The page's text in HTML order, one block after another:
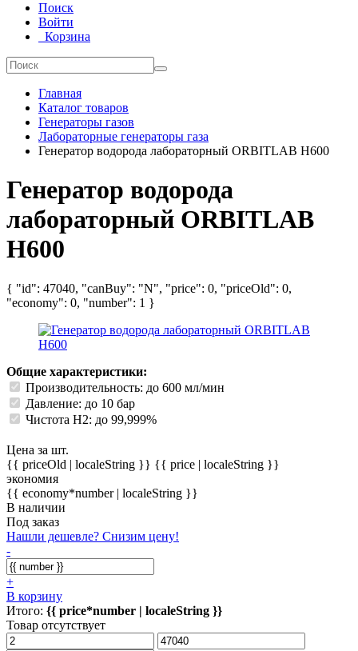
Поиск
Войти
Корзина
Главная
Каталог товаров
Генераторы газов
Лабораторные генераторы газа
Генератор водорода лабораторный ORBITLAB H600
Генератор водорода
лабораторный ORBITLAB
H600
{ "id": 47040, "canBuy": "N", "price": 0, "priceOld": 0,
"economy": 0, "number": 1 }
Общие характеристики:
Производительность: до 600 мл/мин
Давление: до 10 бар
Чистота H2: до 99,999%
Цена за шт.
{{ priceOld | localeString }} {{ price | localeString }}
экономия
{{ economy*number | localeString }}
В наличии
Под заказ
Нашли дешевле? Снизим цену!
-
+
В корзину
Итого: {{ price*number | localeString }}
Товар отсутствует